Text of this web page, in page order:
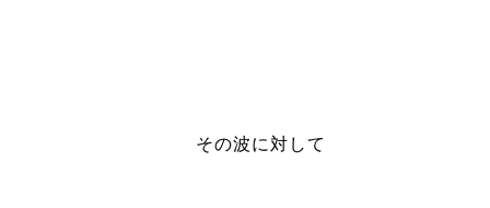
その波に対して